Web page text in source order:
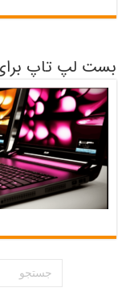
بست لپ تاپ